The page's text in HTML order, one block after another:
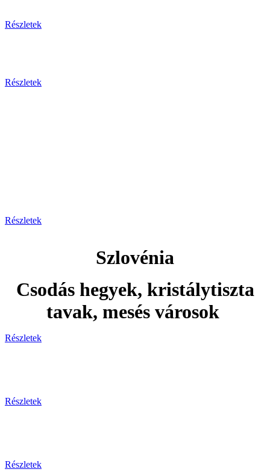
Részletek
Részletek
Részletek
Szlovénia
Csodás hegyek, kristálytiszta
tavak, mesés városok
Részletek
Részletek
Részletek